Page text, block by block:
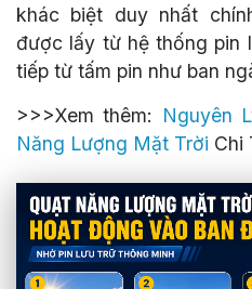
khác biệt duy nhất
được lấy từ hệ thống pin
tiếp từ tấm pin như ban
>>>Xem thêm:
Nguyên
Năng Lượng Mặt Trời Chi